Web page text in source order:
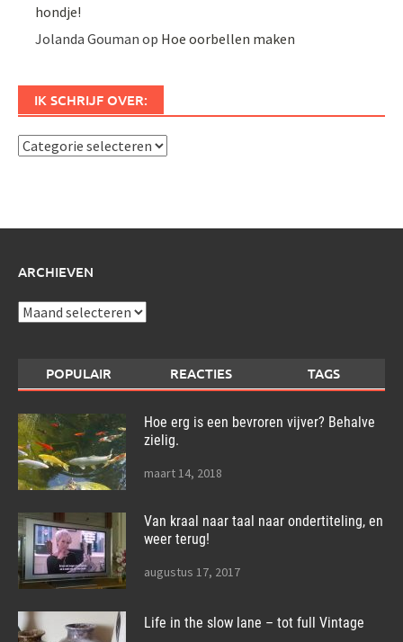
hondje!
Jolanda Gouman op Hoe oorbellen maken
IK SCHRIJF OVER:
Ik
ARCHIEVEN
Archieven
POPULAIR REACTIES TAGS
Hoe erg is een bevroren vijver? Behalve
zielig.
maart 14, 2018
Van kraal naar taal naar ondertiteling, en
weer terug!
augustus 17, 2017
Life in the slow lane – tot full Vintage